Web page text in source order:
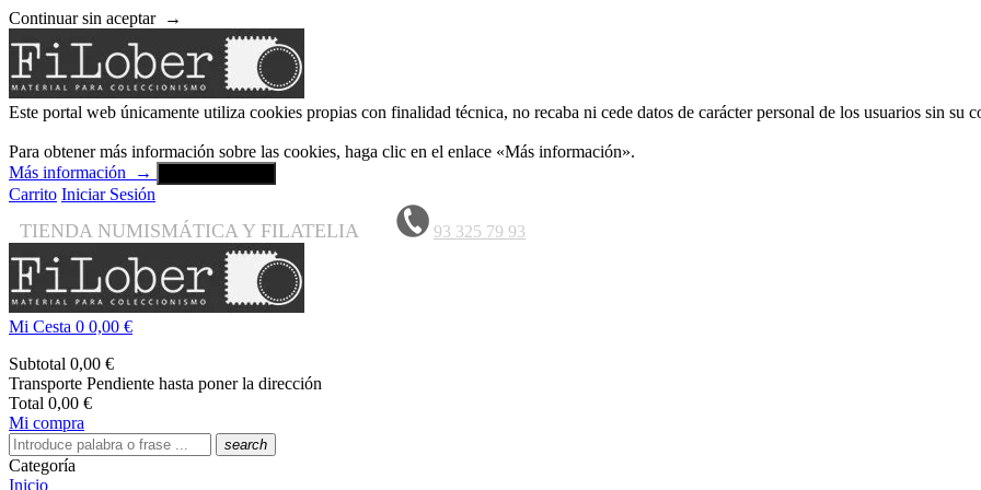
Continuar sin aceptar →
Este portal web únicamente utiliza cookies propias con finalidad técnica, no recaba ni cede datos de carácter personal de los usuarios sin su
Para obtener más información sobre las cookies, haga clic en el enlace «Más información».
Más información
→
Carrito Iniciar Sesión
TIENDA NUMISMÁTICA Y FILATELIA 93 325 79 93
Mi Cesta 0 0,00 €
Subtotal 0,00 €
Transporte Pendiente hasta poner la dirección
Total 0,00 €
Mi compra
search
Categoría
Inicio